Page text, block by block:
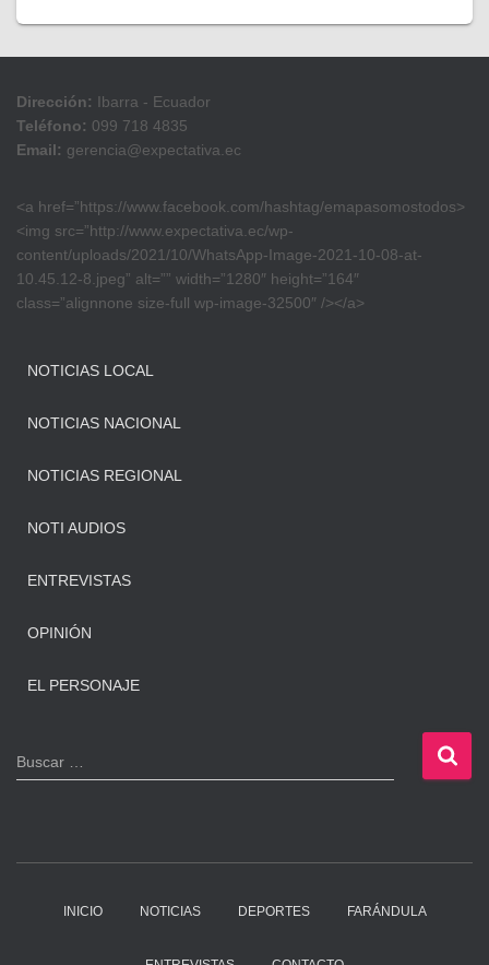
Dirección: Ibarra - Ecuador
Teléfono: 099 718 4835
Email: gerencia@expectativa.ec
<a href=”https://www.facebook.com/hashtag/emapasomostodos>
<img src=”http://www.expectativa.ec/wp-
content/uploads/2021/10/WhatsApp-Image-2021-10-08-at-
10.45.12-8.jpeg” alt=”” width=”1280″ height=”164″
class=”alignnone size-full wp-image-32500″ /></a>
NOTICIAS LOCAL
NOTICIAS NACIONAL
NOTICIAS REGIONAL
NOTI AUDIOS
ENTREVISTAS
OPINIÓN
EL PERSONAJE
B
u
Buscar …
INICIO NOTICIAS DEPORTES FARÁNDULA